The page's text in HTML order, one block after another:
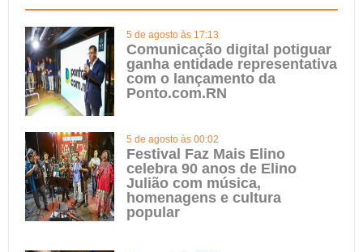
5 de agosto às 17:13
Comunicação digital potiguar
ganha entidade representativa
com o lançamento da
Ponto.com.RN
5 de agosto às 00:02
Festival Faz Mais Elino
celebra 90 anos de Elino
Julião com música,
homenagens e cultura
popular